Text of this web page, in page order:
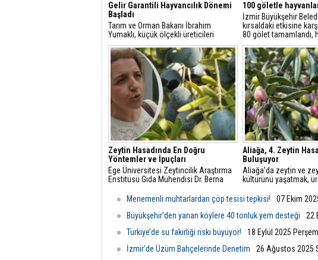
Gelir Garantili Hayvancılık Dönemi
Başladı
Tarım ve Orman Bakanı İbrahim
Yumaklı, küçük ölçekli üreticileri
desteklemek amacıyla "Gelir Garantili
Besicilik Projesi"ni hayata
geçirdiklerini açıkladı.
100 göletle
İzmir Büyükşehir
kırsaldaki etkisine
80 gölet tamamlandı,
çıkarmak. Hem üretici
hayatı nefes alacak,
yangınlarda bile
Zeytin Hasadında En Doğru
Yöntemler ve İpuçları
Ege Üniversitesi Zeytincilik Araştırma
Enstitüsü Gıda Mühendisi Dr. Berna
edilmesi gereken en önemli noktalara
Aliağa, 4. Zeytin
Buluşuyor
Aliağa’da zeytin ve
kültürünü yaşatmak,
Şenliği, 21 Ekim 2025
10.30'da Çıtak
düzenlenecek.
Menemenli muhtarlardan çöp tesisi tepkisi!
07 Ekim
Büyükşehir’den yanan köylere 40 tonluk yem desteği
22
Türkiye’de su fakirliği riski büyüyor!
18 Eylül 2025
İzmir’de Üzüm Bahçelerinde Denetim
26 Ağustos 2025